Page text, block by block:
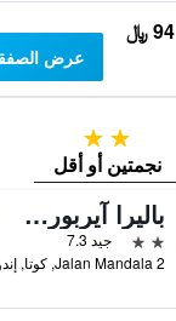
94 ﷼
عرض
2 نجمتين
نجمتين أو أقل
باليرا آيربورت هوتل
2 نجمتين
جيد 7.3